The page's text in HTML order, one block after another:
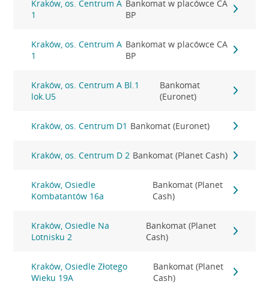
Kraków, os. Centrum A
1
Bankomat w placówce CA
BP
Kraków, os. Centrum A
1
Bankomat w placówce CA
BP
Kraków, os. Centrum A Bl.1
lok.U5
Bankomat
(Euronet)
Kraków, os. Centrum D1 Bankomat (Euronet)
Kraków, os. Centrum D 2 Bankomat (Planet Cash)
Kraków, Osiedle
Kombatantów 16a
Bankomat (Planet
Cash)
Kraków, Osiedle Na
Lotnisku 2
Bankomat (Planet
Cash)
Kraków, Osiedle Złotego
Wieku 19A
Bankomat (Planet
Cash)